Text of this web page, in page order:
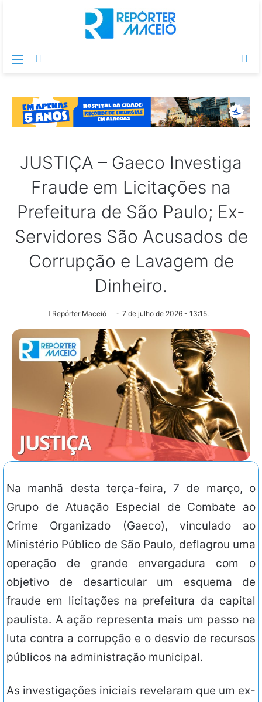
Menu
JUSTIÇA – Gaeco Investiga
Fraude em Licitações na
Prefeitura de São Paulo; Ex-
Servidores São Acusados de
Corrupção e Lavagem de
Dinheiro.
Repórter Maceió 7 de julho de 2026 - 13:15.
Na manhã desta terça-feira, 7 de março, o
Grupo de Atuação Especial de Combate ao
Crime Organizado (Gaeco), vinculado ao
Ministério Público de São Paulo, deflagrou uma
operação de grande envergadura com o
objetivo de desarticular um esquema de
fraude em licitações na prefeitura da capital
paulista. A ação representa mais um passo na
luta contra a corrupção e o desvio de recursos
públicos na administração municipal.
As investigações iniciais revelaram que um ex-